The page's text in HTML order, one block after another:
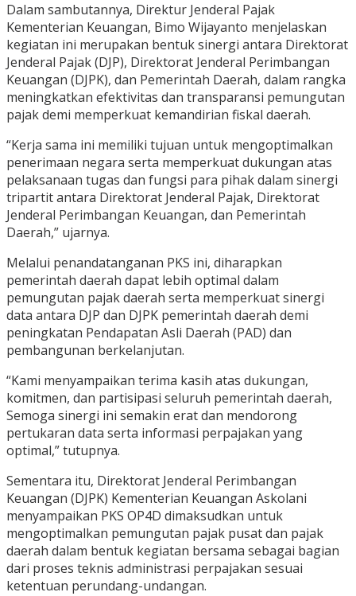
Dalam sambutannya, Direktur Jenderal Pajak
Kementerian Keuangan, Bimo Wijayanto menjelaskan
kegiatan ini merupakan bentuk sinergi antara Direktorat
Jenderal Pajak (DJP), Direktorat Jenderal Perimbangan
Keuangan (DJPK), dan Pemerintah Daerah, dalam rangka
meningkatkan efektivitas dan transparansi pemungutan
pajak demi memperkuat kemandirian fiskal daerah.
“Kerja sama ini memiliki tujuan untuk mengoptimalkan
penerimaan negara serta memperkuat dukungan atas
pelaksanaan tugas dan fungsi para pihak dalam sinergi
tripartit antara Direktorat Jenderal Pajak, Direktorat
Jenderal Perimbangan Keuangan, dan Pemerintah
Daerah,” ujarnya.
Melalui penandatanganan PKS ini, diharapkan
pemerintah daerah dapat lebih optimal dalam
pemungutan pajak daerah serta memperkuat sinergi
data antara DJP dan DJPK pemerintah daerah demi
peningkatan Pendapatan Asli Daerah (PAD) dan
pembangunan berkelanjutan.
“Kami menyampaikan terima kasih atas dukungan,
komitmen, dan partisipasi seluruh pemerintah daerah,
Semoga sinergi ini semakin erat dan mendorong
pertukaran data serta informasi perpajakan yang
optimal,” tutupnya.
Sementara itu, Direktorat Jenderal Perimbangan
Keuangan (DJPK) Kementerian Keuangan Askolani
menyampaikan PKS OP4D dimaksudkan untuk
mengoptimalkan pemungutan pajak pusat dan pajak
daerah dalam bentuk kegiatan bersama sebagai bagian
dari proses teknis administrasi perpajakan sesuai
ketentuan perundang-undangan.